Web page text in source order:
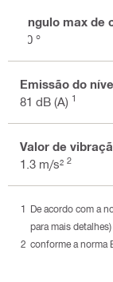
Ângulo max de
50 °
Emissão do
81 dB (A) 1
Valor de
1.3 m/s² 2
De acordo com a
para mais detalhes)
conforme a norma